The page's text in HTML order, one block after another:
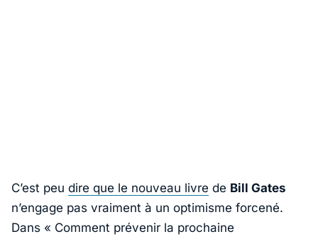
C’est peu dire que le nouveau livre de Bill Gates
n’engage pas vraiment à un optimisme forcené.
Dans « Comment prévenir la prochaine